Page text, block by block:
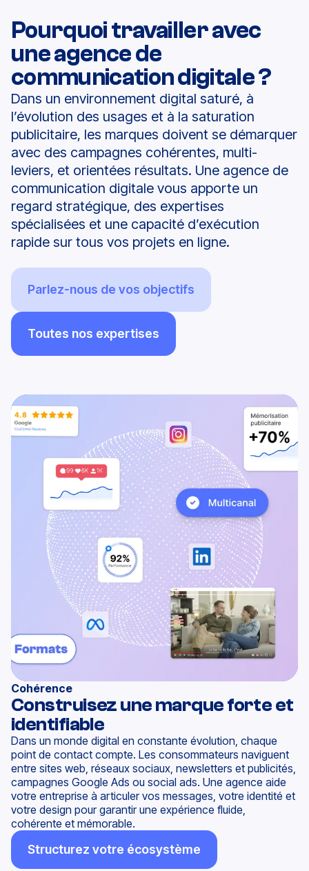
Pourquoi travailler avec
une agence de
communication digitale ?
Dans un environnement digital saturé, à
l’évolution des usages et à la saturation
publicitaire, les marques doivent se démarquer
avec des campagnes cohérentes, multi-
leviers, et orientées résultats. Une agence de
communication digitale vous apporte un
regard stratégique, des expertises
spécialisées et une capacité d’exécution
rapide sur tous vos projets en ligne.
Parlez-nous de vos objectifs
Toutes nos expertises
Cohérence
Construisez une marque forte et
identifiable
Dans un monde digital en constante évolution, chaque
point de contact compte. Les consommateurs naviguent
entre sites web, réseaux sociaux, newsletters et publicités,
campagnes Google Ads ou social ads. Une agence aide
votre entreprise à articuler vos messages, votre identité et
votre design pour garantir une expérience fluide,
cohérente et mémorable.
Structurez votre écosystème